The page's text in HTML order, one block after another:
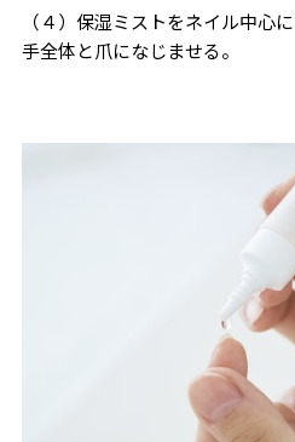
（４）保湿ミストをネイル中心
手全体と爪になじませる。